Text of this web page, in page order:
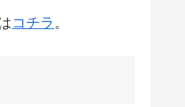
コチラ 。